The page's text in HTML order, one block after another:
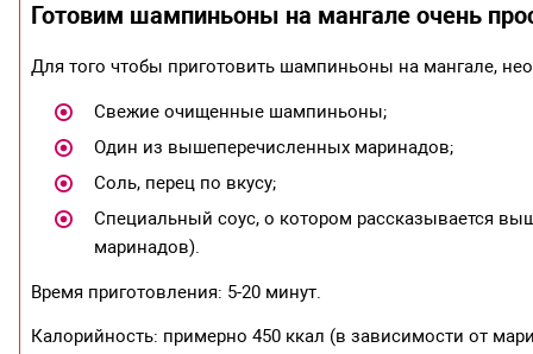
Готовим шампиньоны на мангале очень
Для того чтобы приготовить шампиньоны на мангале,
Свежие очищенные шампиньоны;
Один из вышеперечисленных маринадов;
Соль, перец по вкусу;
Специальный соус, о котором рассказывается
маринадов).
Время приготовления: 5-20 минут.
Калорийность: примерно 450 ккал (в зависимости от